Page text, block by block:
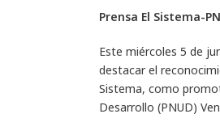
Prensa El Sistema-
Este miércoles 5 de
destacar el
Sistema, como
Desarrollo (PNUD)